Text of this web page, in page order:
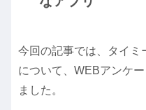
今回の記事では、タイミ
について、WEBアンケ
ました。